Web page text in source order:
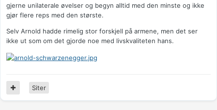
gjerne unilaterale øvelser og begyn alltid med den minste og ikke
gjør flere reps med den største.
Selv Arnold hadde rimelig stor forskjell på armene, men det ser
ikke ut som om det gjorde noe med livskvaliteten hans.
Siter